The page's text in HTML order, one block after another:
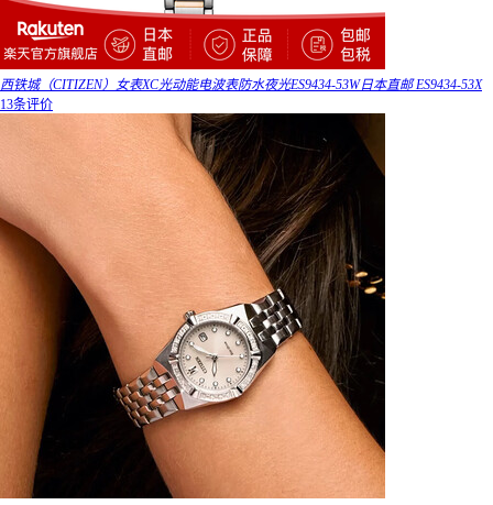
西铁城（CITIZEN）女表XC光动能电波表防水夜光ES9434-53W日本直邮 ES9434-53X
13条评价